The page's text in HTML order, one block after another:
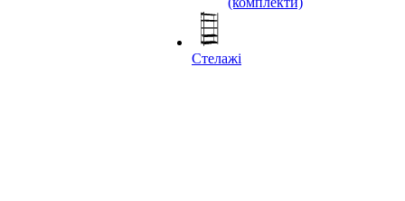
Стелажі